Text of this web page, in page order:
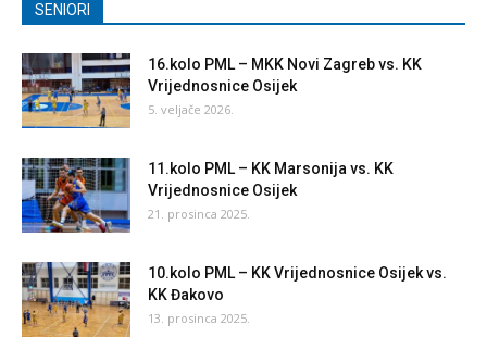
SENIORI
16.kolo PML – MKK Novi Zagreb vs. KK
Vrijednosnice Osijek
5. veljače 2026.
11.kolo PML – KK Marsonija vs. KK
Vrijednosnice Osijek
21. prosinca 2025.
10.kolo PML – KK Vrijednosnice Osijek vs.
KK Đakovo
13. prosinca 2025.